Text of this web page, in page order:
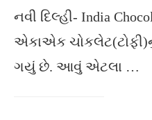
નવી દિલ્હી- India
એકાએક
ગયું છે. આવું એટલા …